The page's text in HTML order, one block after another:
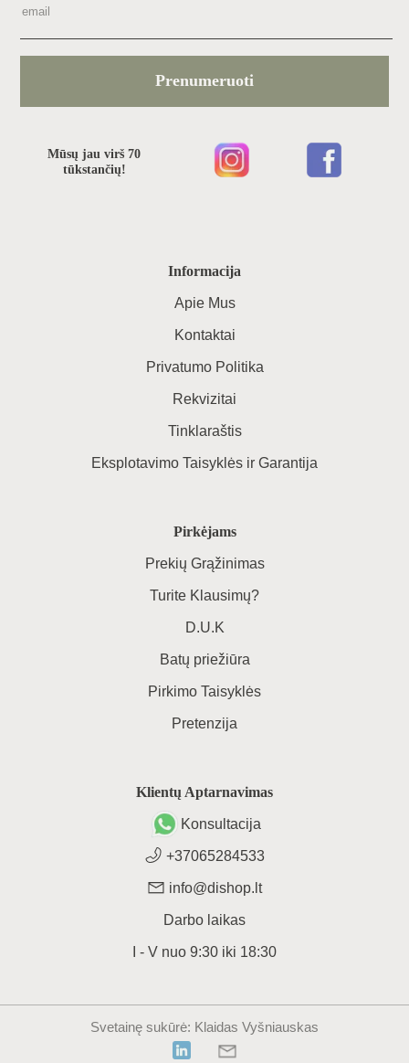
Informacija
Apie Mus
Kontaktai
Privatumo Politika
Rekvizitai
Tinklaraštis
Eksplotavimo Taisyklės ir Garantija
Pirkėjams
Prekių Grąžinimas
Turite Klausimų?
D.U.K
Batų priežiūra
Pirkimo Taisyklės
Pretenzija
Klientų Aptarnavimas
Konsultacija
+37065284533
info@dishop.lt
Darbo laikas
I - V nuo 9:30 iki 18:30
Prenumeruoti
Mūsų jau virš 70
tūkstančių!
Svetainę sukūrė: Klaidas Vyšniauskas